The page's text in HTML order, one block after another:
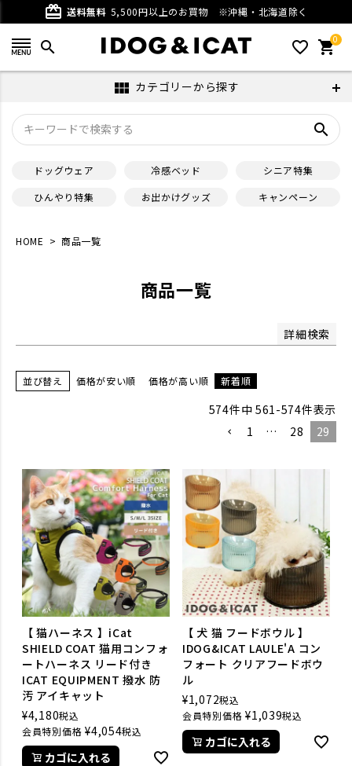
card_giftcard 送料無料 5,500円以上のお買物 ※沖縄・北海道除く
search favorite_outline 0
shopping_cart
view_module カテゴリーから探す
search
ドッグウェア 冷感ベッド
シニア特集
ひんやり特集
お出かけグッズ キャンペーン
HOME 商品一覧
商品一覧
詳細検索
ベージュ
グレー
パープル
ブラウン
ホワイト
ブラック
在庫なし商品を表示しない
サイズ
並び順
優先度順
並び替え 価格が安い順 価格が高い順 新着順
574件中 561-574件表示
1
… 28 29
【 猫ハーネス 】iCat
SHIELD COAT 猫用コンフォ
ートハーネス リード付き
ICAT EQUIPMENT 撥水 防
汚 アイキャット
¥4,180税込
会員特別価格 ¥4,054税込
カゴに入れる
【 犬 猫 フードボウル 】
IDOG&ICAT LAULE'A コン
フォート クリアフードボウ
ル
¥1,072税込
会員特別価格 ¥1,039税込
カゴに入れる